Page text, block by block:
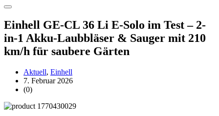
Einhell GE-CL 36 Li E-Solo im Test – 2-
in-1 Akku-Laubbläser & Sauger mit 210
km/h für saubere Gärten
Aktuell, Einhell
7. Februar 2026
(0)